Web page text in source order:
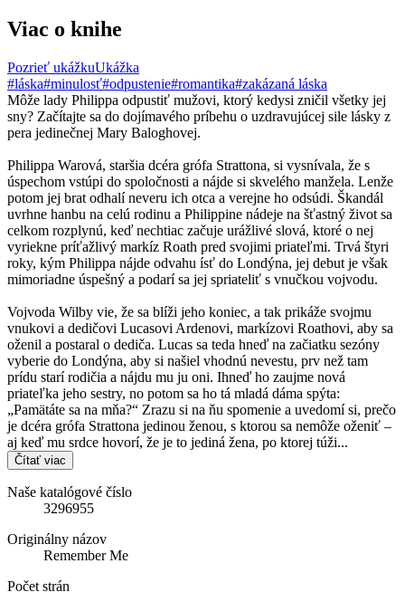
Viac o knihe
Pozrieť ukážkuUkážka
#láska#minulosť#odpustenie#romantika#zakázaná láska
Môže lady Philippa odpustiť mužovi, ktorý kedysi zničil všetky jej
sny? Začítajte sa do dojímavého príbehu o uzdravujúcej sile lásky z
pera jedinečnej Mary Baloghovej.
Philippa Warová, staršia dcéra grófa Strattona, si vysnívala, že s
úspechom vstúpi do spoločnosti a nájde si skvelého manžela. Lenže
potom jej brat odhalí neveru ich otca a verejne ho odsúdi. Škandál
uvrhne hanbu na celú rodinu a Philippine nádeje na šťastný život sa
celkom rozplynú, keď nechtiac začuje urážlivé slová, ktoré o nej
vyriekne príťažlivý markíz Roath pred svojimi priateľmi. Trvá štyri
roky, kým Philippa nájde odvahu ísť do Londýna, jej debut je však
mimoriadne úspešný a podarí sa jej spriateliť s vnučkou vojvodu.
Vojvoda Wilby vie, že sa blíži jeho koniec, a tak prikáže svojmu
vnukovi a dedičovi Lucasovi Ardenovi, markízovi Roathovi, aby sa
oženil a postaral o dediča. Lucas sa teda hneď na začiatku sezóny
vyberie do Londýna, aby si našiel vhodnú nevestu, prv než tam
prídu starí rodičia a nájdu mu ju oni. Ihneď ho zaujme nová
priateľka jeho sestry, no potom sa ho tá mladá dáma spýta:
„Pamätáte sa na mňa?“ Zrazu si na ňu spomenie a uvedomí si, prečo
je dcéra grófa Strattona jedinou ženou, s ktorou sa nemôže oženiť –
aj keď mu srdce hovorí, že je to jediná žena, po ktorej túži...
Čítať viac
Naše katalógové číslo
3296955
Originálny názov
Remember Me
Počet strán